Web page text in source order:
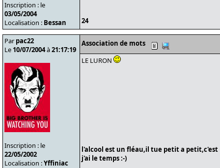
Inscription : le
03/05/2004
Localisation : Bessan 24
Par pac22
Le 10/07/2004à21:17:19
Inscription : le
22/05/2002
Localisation :Yffiniac
Association de mots
LE LURON
l'alcool est un fléau,il tue petit a
j'ai le temps :-)